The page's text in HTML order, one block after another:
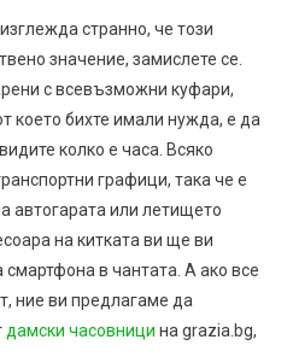
странно, че този
значение, замислете се.
с всевъзможни куфари,
което бихте имали нужда, е да
колко е часа. Всяко
графици, така че е
автогарата или летището
на китката ви ще ви
в чантата. А ако все
ние ви предлагаме да
дамски часовници на grazia.bg,